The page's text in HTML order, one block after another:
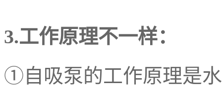
3.工作原理不一样：
①自吸泵的工作原理是